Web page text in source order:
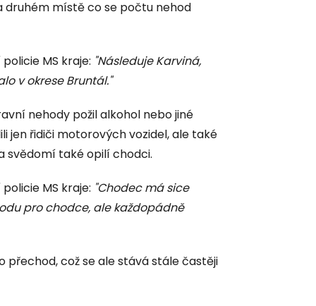
druhém místě co se počtu nehod
MS kraje: "Následuje Karviná,
v okrese Bruntál."
nehody požil alkohol nebo jiné
jen řidiči motorových vozidel, ale také
svědomí také opilí chodci.
MS kraje: "Chodec má sice
pro chodce, ale každopádně
což se ale stává stále častěji